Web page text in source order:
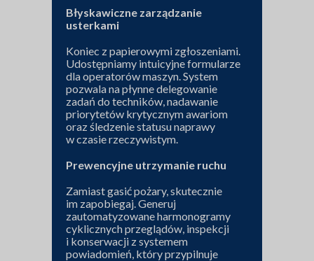
Błyskawiczne zarządzanie
usterkami
Koniec z papierowymi zgłoszeniami.
Udostępniamy intuicyjne formularze
dla operatorów maszyn. System
pozwala na płynne delegowanie
zadań do techników, nadawanie
priorytetów krytycznym awariom
oraz śledzenie statusu naprawy
w czasie rzeczywistym.
Prewencyjne utrzymanie ruchu
Zamiast gasić pożary, skutecznie
im zapobiegaj. Generuj
zautomatyzowane harmonogramy
cyklicznych przeglądów, inspekcji
i konserwacji z systemem
powiadomień, który przypilnuje